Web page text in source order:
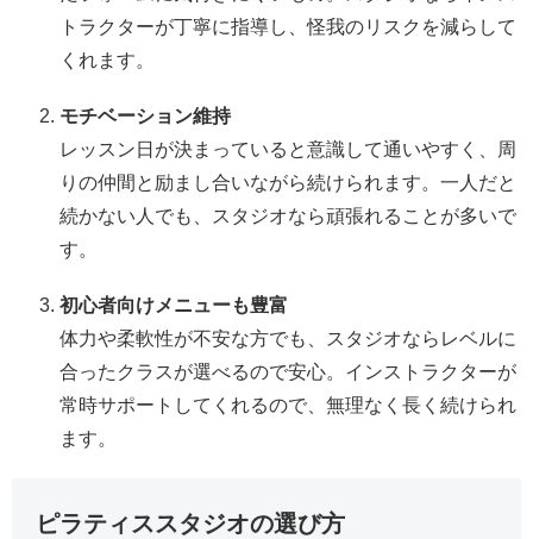
トラクターが丁寧に指導し、怪我のリスクを減らして
くれます。
モチベーション維持
レッスン日が決まっていると意識して通いやすく、周
りの仲間と励まし合いながら続けられます。一人だと
続かない人でも、スタジオなら頑張れることが多いで
す。
初心者向けメニューも豊富
体力や柔軟性が不安な方でも、スタジオならレベルに
合ったクラスが選べるので安心。インストラクターが
常時サポートしてくれるので、無理なく長く続けられ
ます。
ピラティススタジオの選び方